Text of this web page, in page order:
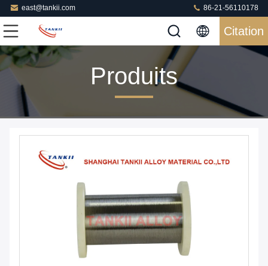
east@tankii.com 86-21-56110178
Citation
Produits